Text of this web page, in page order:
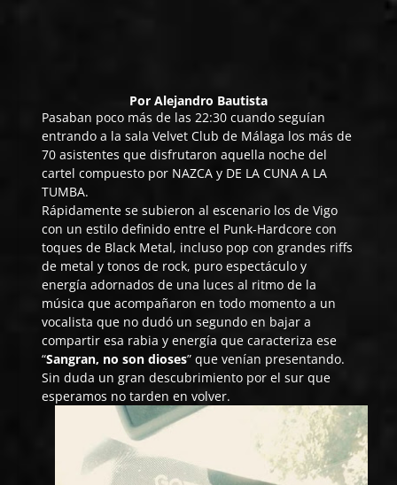
Por Alejandro Bautista
Pasaban poco más de las 22:30 cuando seguían
entrando a la sala Velvet Club de Málaga los más de
70 asistentes que disfrutaron aquella noche del
cartel compuesto por NAZCA y DE LA CUNA A LA
TUMBA.
Rápidamente se subieron al escenario los de Vigo
con un estilo definido entre el Punk-Hardcore con
toques de Black Metal, incluso pop con grandes riffs
de metal y tonos de rock, puro espectáculo y
energía adornados de una luces al ritmo de la
música que acompañaron en todo momento a un
vocalista que no dudó un segundo en bajar a
compartir esa rabia y energía que caracteriza ese
“Sangran, no son dioses” que venían presentando.
Sin duda un gran descubrimiento por el sur que
esperamos no tarden en volver.